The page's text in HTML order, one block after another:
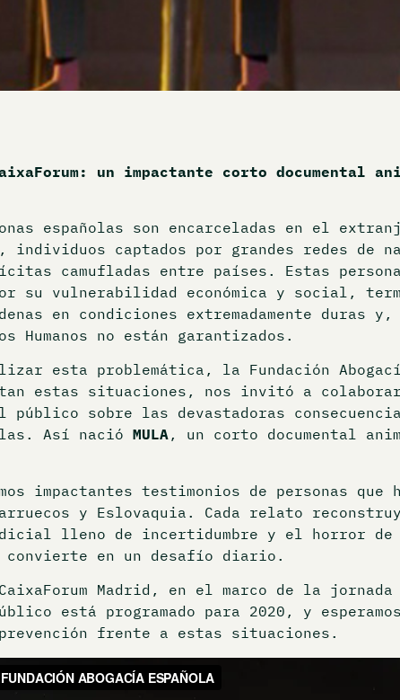
un impactante corto documental
españolas son encarceladas en el
individuos captados por grandes redes de
camufladas entre países. Estas
su vulnerabilidad económica y social,
en condiciones extremadamente duras y,
Humanos no están garantizados.
esta problemática, la Fundación
estas situaciones, nos invitó a
sobre las devastadoras
Así nació MULA, un corto documental
impactantes testimonios de personas
y Eslovaquia. Cada relato
lleno de incertidumbre y el horror
convierte en un desafío diario.
Madrid, en el marco de la jornada
está programado para 2020, y
frente a estas situaciones.